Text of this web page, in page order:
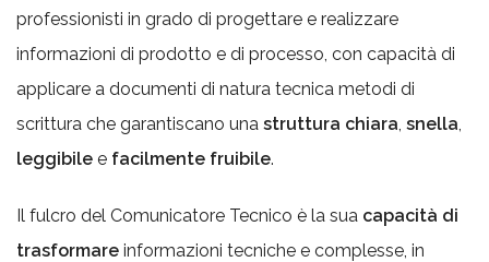
professionisti in grado di progettare e realizzare
informazioni di prodotto e di processo, con capacità di
applicare a documenti di natura tecnica metodi di
scrittura che garantiscano una struttura chiara, snella,
leggibile e facilmente fruibile.
Il fulcro del Comunicatore Tecnico è la sua capacità di
trasformare informazioni tecniche e complesse, in